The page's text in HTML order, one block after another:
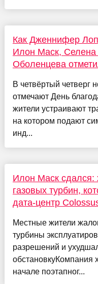
Как Дженнифер
Илон Маск,
Оболенцева
В четвёртый четверг
отмечают День
жители устраивают
на котором подают
инд...
Илон Маск сдался:
газовых турбин,
дата-центр
Местные жители
турбины
разрешений и
обстановкуКомпания
начале поэтапног...